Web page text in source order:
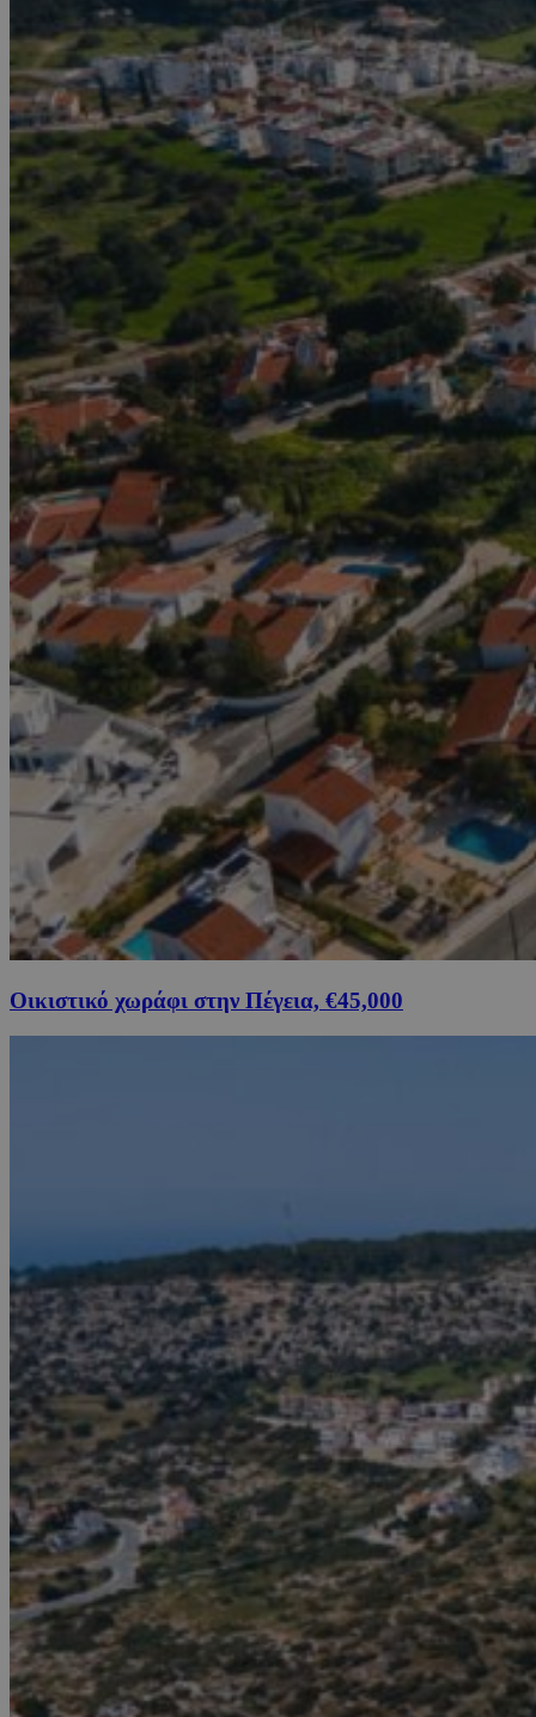
Οικιστικό χωράφι στην Πέγεια, €45,000